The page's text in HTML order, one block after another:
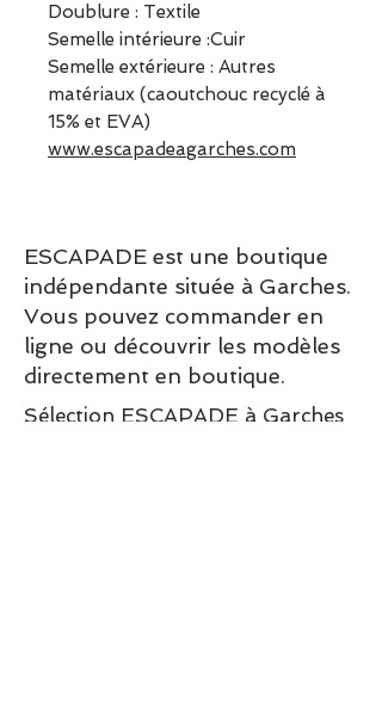
Doublure : Textile
Semelle intérieure :Cuir
Semelle extérieure : Autres
matériaux (caoutchouc recyclé à
15% et EVA)
www.escapadeagarches.com
ESCAPADE est une boutique
indépendante située à Garches.
Vous pouvez commander en
ligne ou découvrir les modèles
directement en boutique.
Sélection ESCAPADE à Garches